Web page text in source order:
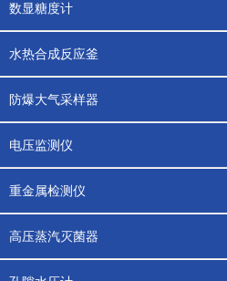
数显糖度计
水热合成反应釜
防爆大气采样器
电压监测仪
重金属检测仪
高压蒸汽灭菌器